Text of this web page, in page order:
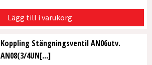
Lägg till i varukorg
Koppling Stängningsventil AN06utv.
AN08(3/4UN[...]